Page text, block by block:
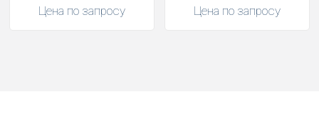
Цена по запросу Цена по запросу